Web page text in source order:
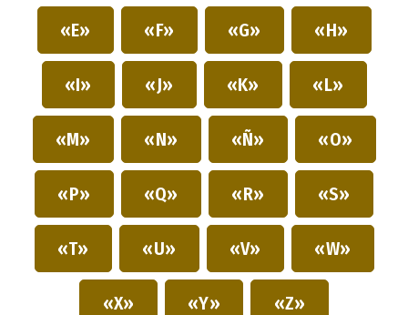
«E» «F» «G» «H»
«I» «J» «K» «L»
«M» «N» «Ñ» «O»
«P» «Q» «R» «S»
«T» «U» «V» «W»
«X» «Y» «Z»